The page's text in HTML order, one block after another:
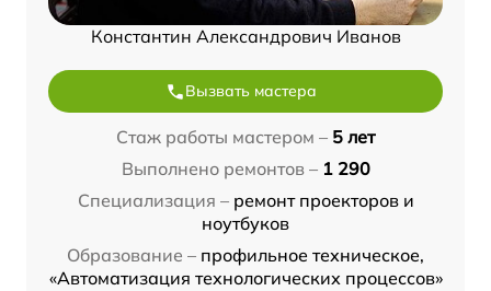
Константин Александрович Иванов
Вызвать мастера
Стаж работы мастером – 5 лет
Выполнено ремонтов – 1 290
Специализация – ремонт проекторов и
ноутбуков
Образование – профильное техническое,
«Автоматизация технологических процессов»